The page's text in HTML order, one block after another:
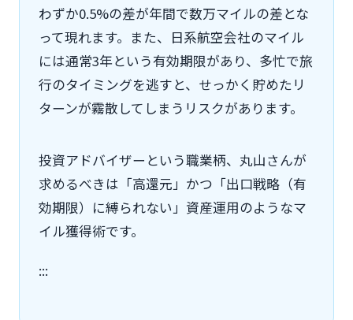
わずか0.5%の差が年間で数万マイルの差とな
って現れます。また、日系航空会社のマイル
には通常3年という有効期限があり、多忙で旅
行のタイミングを逃すと、せっかく貯めたリ
ターンが霧散してしまうリスクがあります。
投資アドバイザーという職業柄、丸山さんが
求めるべきは「高還元」かつ「出口戦略（有
効期限）に縛られない」資産運用のようなマ
イル獲得術です。
:::